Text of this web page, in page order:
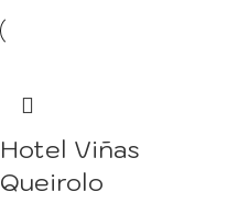
Hotel Viñas
Queirolo